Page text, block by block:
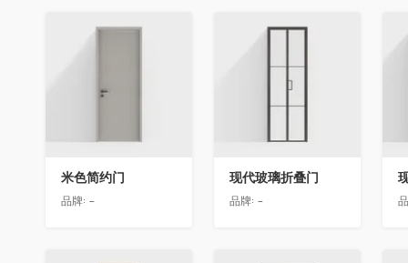
收藏
米色简约门
品牌: -
收藏
现代玻璃折叠门
品牌: -